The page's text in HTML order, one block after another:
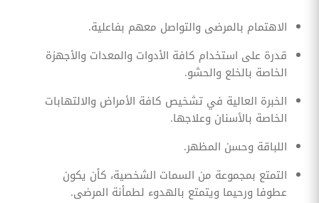
الاهتمام بالمرضى والتواصل معهم بفاعلية.
قدرة على استخدام كافة الأدوات والمعدات والأجهزة
الخاصة بالخلع والحشو.
الخبرة العالية في تشخيص كافة الأمراض والالتهابات
الخاصة بالأسنان وعلاجها.
اللباقة وحسن المظهر.
التمتع بمجموعة من السمات الشخصية، كأن يكون
عطوفا ورحيما ويتمتع بالهدوء لطمأنة المرضى.